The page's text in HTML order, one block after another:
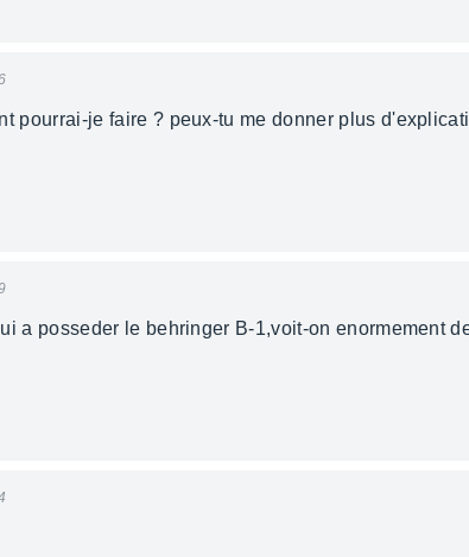
pourrai-je faire ? peux-tu me donner plus
a posseder le behringer B-1,voit-on enormement